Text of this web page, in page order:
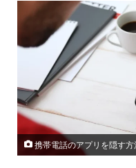
携帯電話のアプリを隠す方